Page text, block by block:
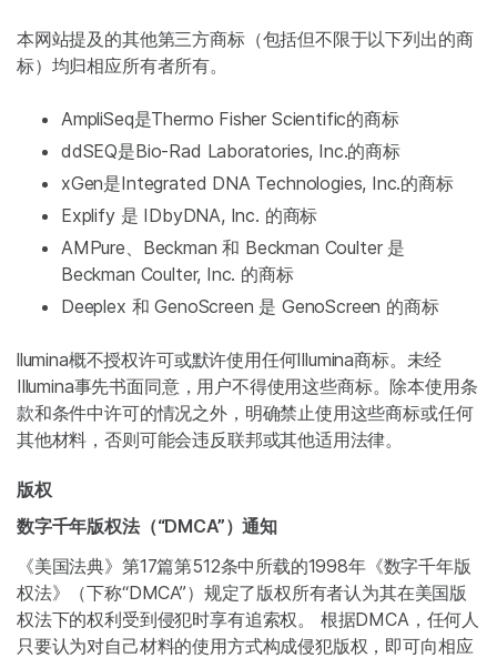
本网站提及的其他第三方商标（包括但不限于以下列出的商
标）均归相应所有者所有。
AmpliSeq是Thermo Fisher Scientific的商标
ddSEQ是Bio-Rad Laboratories, Inc.的商标
xGen是Integrated DNA Technologies, Inc.的商标
Explify 是 IDbyDNA, Inc. 的商标
AMPure、Beckman 和 Beckman Coulter 是
Beckman Coulter, Inc. 的商标
Deeplex 和 GenoScreen 是 GenoScreen 的商标
llumina概不授权许可或默许使用任何Illumina商标。未经
Illumina事先书面同意，用户不得使用这些商标。除本使用条
款和条件中许可的情况之外，明确禁止使用这些商标或任何
其他材料，否则可能会违反联邦或其他适用法律。
版权
数字千年版权法（“DMCA”）通知
《美国法典》第17篇第512条中所载的1998年《数字千年版
权法》（下称“DMCA”）规定了版权所有者认为其在美国版
权法下的权利受到侵犯时享有追索权。 根据DMCA，任何人
只要认为对自己材料的使用方式构成侵犯版权，即可向相应